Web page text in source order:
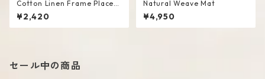
Cotton Linen Frame Placem
at #Beige
¥2,420
Natural Weave Mat
¥4,950
セール中の商品